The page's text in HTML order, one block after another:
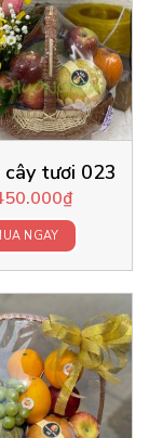
tươi 023
₫
NGAY